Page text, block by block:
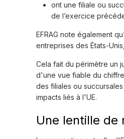
ont une filiale ou
de l’exercice
EFRAG note également
entreprises des États-Unis,
Cela fait du périmètre un
d'une vue fiable du
des filiales ou
impacts liés à l'UE.
Une lentille de